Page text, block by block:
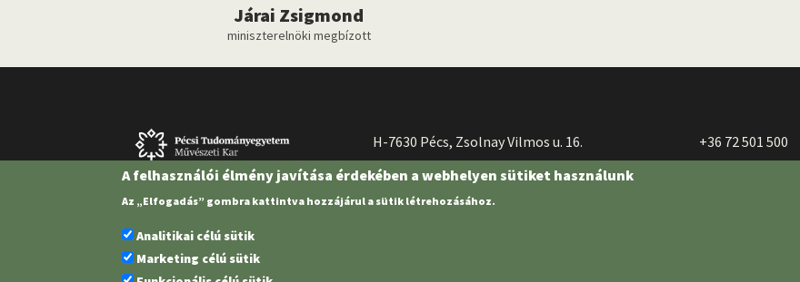
Járai Zsigmond
miniszterelnöki megbízott
H-7630 Pécs, Zsolnay Vilmos u. 16.
+36 72 501 500
A felhasználói élmény javítása érdekében a webhelyen sütiket használunk
Az „Elfogadás” gombra kattintva hozzájárul a sütik létrehozásához.
Analitikai célú sütik
Marketing célú sütik